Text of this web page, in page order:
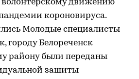
движению
короновируса.
Молодые специалисты
городу Белореченск
району были переданы
защиты